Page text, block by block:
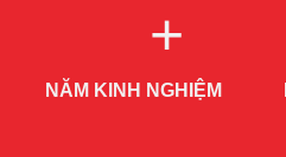
+
NĂM KINH NGHIỆM